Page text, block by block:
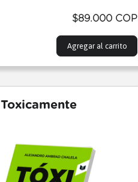
$89.000 COP
Agregar al carrito
Toxicamente